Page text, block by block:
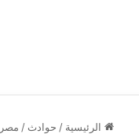
الرئيسية / حوادث /